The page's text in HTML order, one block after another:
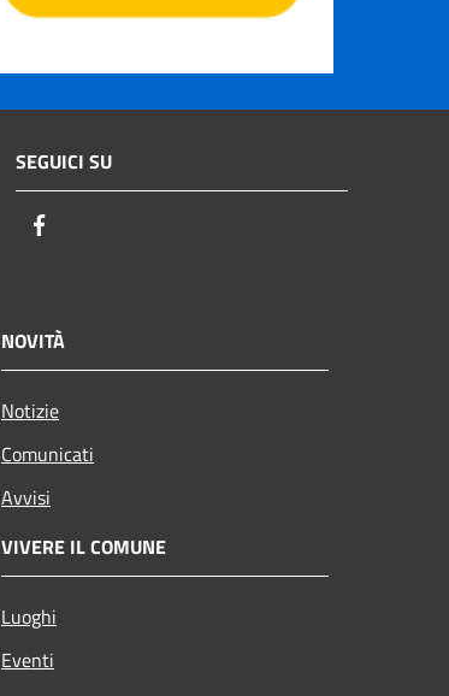
SEGUICI SU
NOVITÀ
Notizie
Comunicati
Avvisi
VIVERE IL COMUNE
Luoghi
Eventi